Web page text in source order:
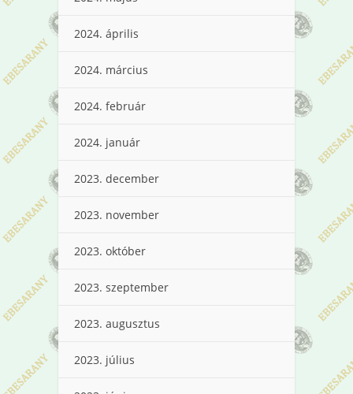
2024. április
2024. március
2024. február
2024. január
2023. december
2023. november
2023. október
2023. szeptember
2023. augusztus
2023. július